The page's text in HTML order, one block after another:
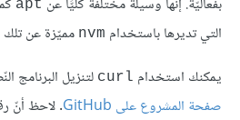
apt
التي تديرها باستخدام nvm مميّزة عن تلك
يمكنك استخدام curl لتنزيل البرنامج
صفحة المشروع على GitHub
. لاحظ أنّ